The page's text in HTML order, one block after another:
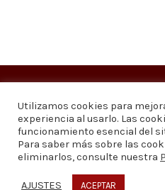
Copyright © 2026
Visión 20/20
Contáctenos
Política de privacidad
Utilizamos cookies para
experiencia al usarlo. Las
funcionamiento esencial del
Para saber más sobre las
eliminarlos, consulte nuestra
AJUSTES ACEPTAR